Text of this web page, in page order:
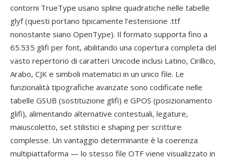
contorni TrueType usano spline quadratiche nelle tabelle
glyf (questi portano tipicamente l'estensione .ttf
nonostante siano OpenType). Il formato supporta fino a
65.535 glifi per font, abilitando una copertura completa del
vasto repertorio di caratteri Unicode inclusi Latino, Cirillico,
Arabo, CJK e simboli matematici in un unico file. Le
funzionalità tipografiche avanzate sono codificate nelle
tabelle GSUB (sostituzione glifi) e GPOS (posizionamento
glifi), alimentando alternative contestuali, legature,
maiuscoletto, set stilistici e shaping per scritture
complesse. Un vantaggio determinante è la coerenza
multipiattaforma — lo stesso file OTF viene visualizzato in